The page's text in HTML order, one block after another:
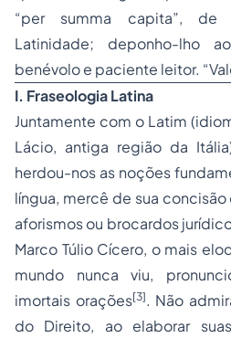
“per summa capita”, de
Latinidade; deponho-lho
benévolo e paciente leitor.
I. Fraseologia Latina
Juntamente com o Latim
Lácio, antiga região da
herdou-nos as noções
língua, mercê de sua
aforismos ou brocardos
Marco Túlio Cícero, o mais
mundo nunca viu,
imortais orações[3]. Não
do Direito, ao elaborar